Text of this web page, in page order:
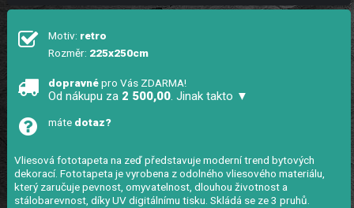
Motiv: retro
Rozměr: 225x250cm
dopravnépro Vás ZDARMA!
Od nákupu za 2 500,00. Jinak takto ▼
máte dotaz?
Vliesová fototapeta na zeď představuje moderní trend bytových
dekorací. Fototapeta je vyrobena z odolného vliesového materiálu,
který zaručuje pevnost, omyvatelnost, dlouhou životnost a
stálobarevnost, díky UV digitálnímu tisku. Skládá se ze 3 pruhů.